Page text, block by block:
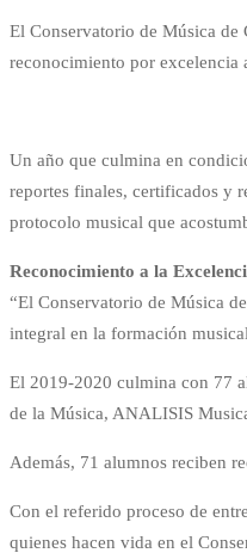
El Conservatorio de Música
reconocimiento por excelencia
Un año que culmina en
reportes finales, certificados y
protocolo musical que
Reconocimiento a la
“El Conservatorio de Música
integral en la formación
El 2019-2020 culmina con 77
de la Música, ANALISIS
Además, 71 alumnos reciben
Con el referido proceso de
quienes hacen vida en el